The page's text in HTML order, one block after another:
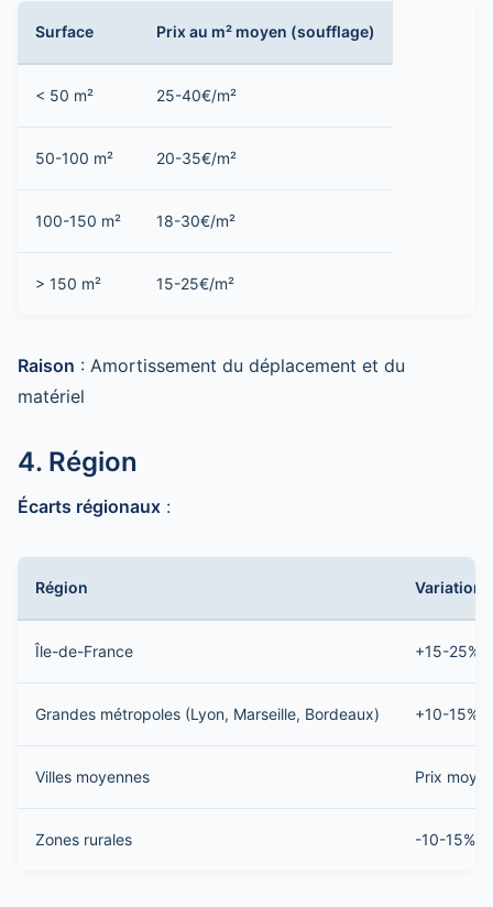
Surface Prix au m² moyen (soufflage)
< 50 m² 25-40€/m²
50-100 m² 20-35€/m²
100-150 m² 18-30€/m²
> 150 m² 15-25€/m²
Raison : Amortissement du déplacement et du
matériel
4. Région
Écarts régionaux :
Région Variation
Île-de-France +15-25%
Grandes métropoles (Lyon, Marseille, Bordeaux) +10-15%
Villes moyennes Prix
Zones rurales -10-15%